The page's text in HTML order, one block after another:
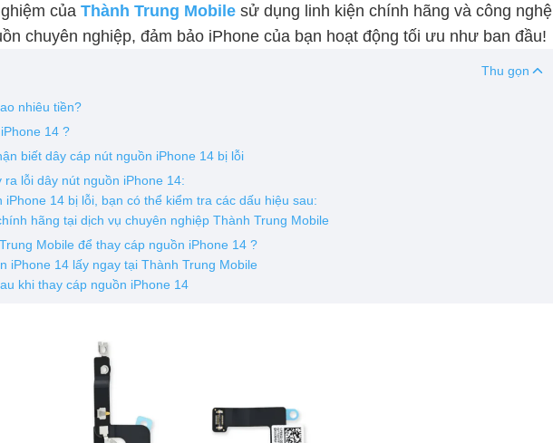
của Thành Trung Mobile sử dụng linh kiện chính hãng và công nghệ
chuyên nghiệp, đảm bảo iPhone của bạn hoạt động tối ưu như ban đầu!
Thu gọn
nhiêu tiền?
14 ?
biết dây cáp nút nguồn iPhone 14 bị lỗi
lỗi dây nút nguồn iPhone 14:
14 bị lỗi, bạn có thể kiểm tra các dấu hiệu sau:
hãng tại dịch vụ chuyên nghiệp Thành Trung Mobile
Mobile để thay cáp nguồn iPhone 14 ?
iPhone 14 lấy ngay tại Thành Trung Mobile
khi thay cáp nguồn iPhone 14